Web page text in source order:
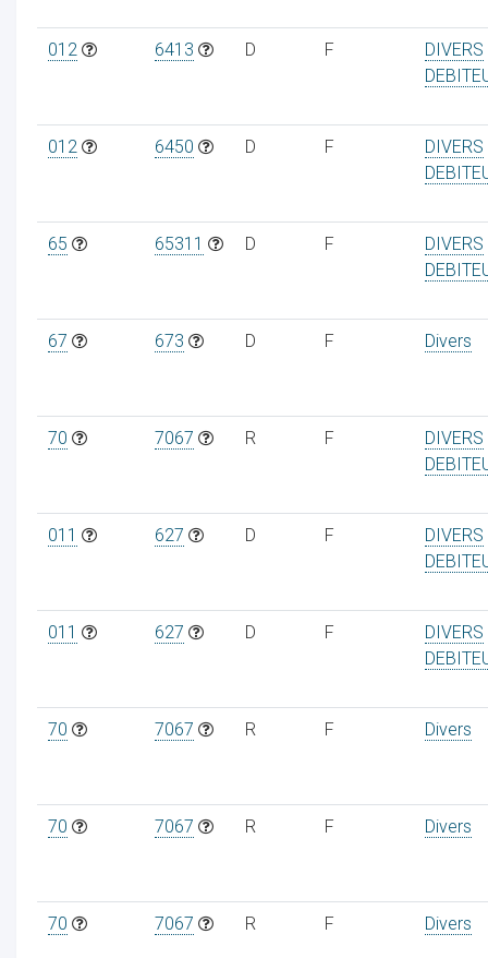
012 6413 D F
DIVERS
012 6450 D F
DIVERS
65 65311 D F
DIVERS
67 673 D F Divers
70 7067 R F
DIVERS
011 627 D F
DIVERS
011 627 D F
DIVERS
70 7067 R F Divers
70 7067 R F Divers
70 7067 R F Divers